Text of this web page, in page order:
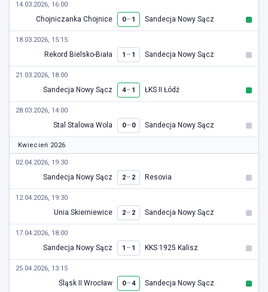
14.03.2026, 16:00
Chojniczanka Chojnice 0– 1 Sandecja Nowy Sącz
18.03.2026, 15:15
Rekord Bielsko-Biała 1 – 1 Sandecja Nowy Sącz
21.03.2026, 18:00
Sandecja Nowy Sącz 4– 1 ŁKS II Łódź
28.03.2026, 14:00
Stal Stalowa Wola 0– 0 Sandecja Nowy Sącz
Kwiecień 2026
02.04.2026, 19:30
Sandecja Nowy Sącz 2– 2 Resovia
12.04.2026, 19:30
Unia Skierniewice 2– 2 Sandecja Nowy Sącz
17.04.2026, 18:00
Sandecja Nowy Sącz 1 – 1 KKS 1925 Kalisz
25.04.2026, 13:15
Śląsk II Wrocław 0–4 Sandecja Nowy Sącz